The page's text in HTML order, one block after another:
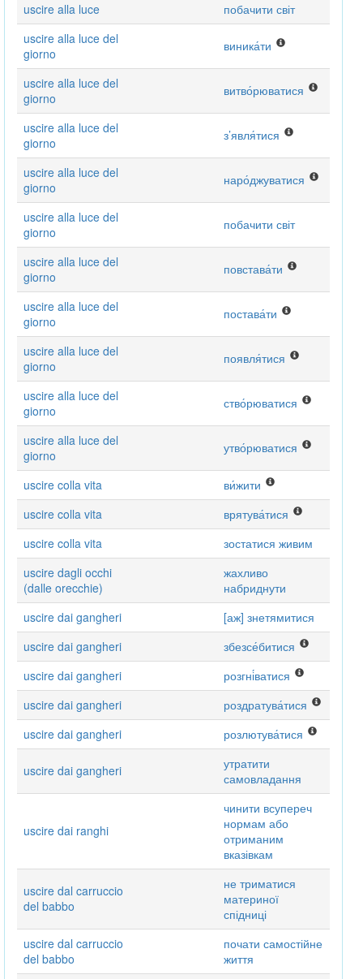
uscire alla luce
побачити світ
uscire alla luce del
giorno
виника́ти
uscire alla luce del
giorno
витво́рюватися
uscire alla luce del
giorno
з’явля́тися
uscire alla luce del
giorno
наро́джуватися
uscire alla luce del
giorno
побачити світ
uscire alla luce del
giorno
повстава́ти
uscire alla luce del
giorno
постава́ти
uscire alla luce del
giorno
появля́тися
uscire alla luce del
giorno
ство́рюватися
uscire alla luce del
giorno
утво́рюватися
uscire colla vita
ви́жити
uscire colla vita
врятува́тися
uscire colla vita
зостатися живим
uscire dagli occhi
(dalle orecchie)
жахливо
набриднути
uscire dai gangheri
[аж] знетямитися
uscire dai gangheri
збезсе́битися
uscire dai gangheri
розгні́ватися
uscire dai gangheri
роздратува́тися
uscire dai gangheri
розлютува́тися
uscire dai gangheri
утратити
самовладання
uscire dai ranghi
чинити всупереч
нормам або
отриманим
вказівкам
uscire dal carruccio
del babbo
не триматися
материної
спідниці
uscire dal carruccio
del babbo
почати самостійне
життя